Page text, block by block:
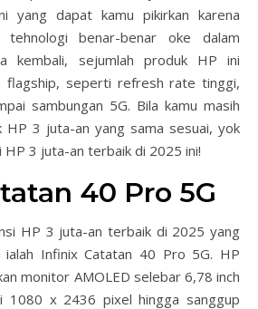
yang dapat kamu pikirkan karena
tehnologi benar-benar oke dalam
kembali, sejumlah produk HP ini
flagship, seperti refresh rate tinggi,
sambungan 5G. Bila kamu masih
HP 3 juta-an yang sama sesuai, yok
3 juta-an terbaik di 2025 ini!
40 Pro 5G
HP 3 juta-an terbaik di 2025 yang
ialah Infinix Catatan 40 Pro 5G. HP
monitor AMOLED selebar 6,78 inch
1080 x 2436 pixel hingga sanggup